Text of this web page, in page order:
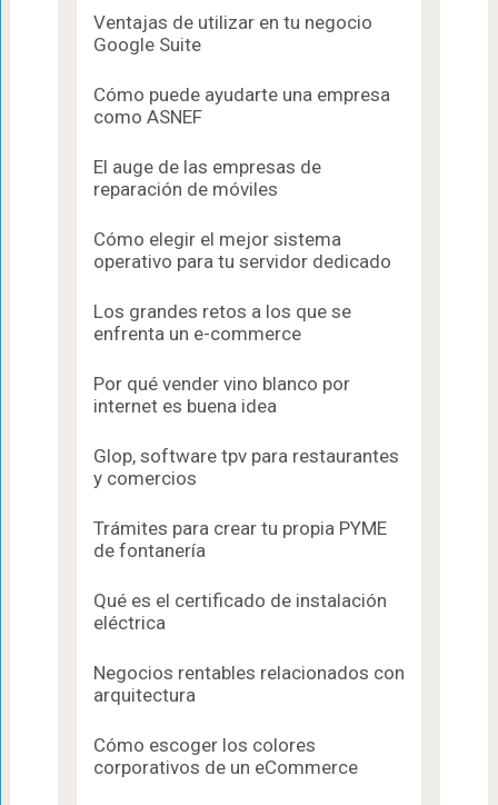
Ventajas de utilizar en tu negocio
Google Suite
Cómo puede ayudarte una empresa
como ASNEF
El auge de las empresas de
reparación de móviles
Cómo elegir el mejor sistema
operativo para tu servidor dedicado
Los grandes retos a los que se
enfrenta un e-commerce
Por qué vender vino blanco por
internet es buena idea
Glop, software tpv para restaurantes
y comercios
Trámites para crear tu propia PYME
de fontanería
Qué es el certificado de instalación
eléctrica
Negocios rentables relacionados con
arquitectura
Cómo escoger los colores
corporativos de un eCommerce